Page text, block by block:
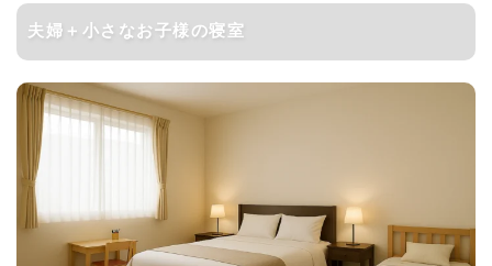
夫婦＋小さなお子様の寝室